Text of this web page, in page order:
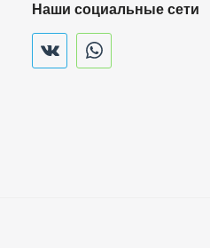
Наши социальные сети